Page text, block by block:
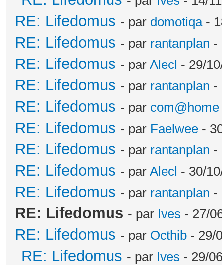
RE: Lifedomus - par domotiqa-
RE: Lifedomus - par rantanplan -
RE: Lifedomus - par Alecl - 29/
RE: Lifedomus - par rantanplan -
RE: Lifedomus - par com@home
RE: Lifedomus - par Faelwee -
RE: Lifedomus - par rantanplan -
RE: Lifedomus - par Alecl - 30/
RE: Lifedomus - par rantanplan -
RE: Lifedomus - par Ives - 27/
RE: Lifedomus - par Octhib - 29/
RE: Lifedomus - par Ives - 29/